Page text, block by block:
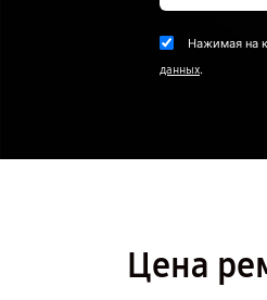
Нажимая на
данных.
Цена